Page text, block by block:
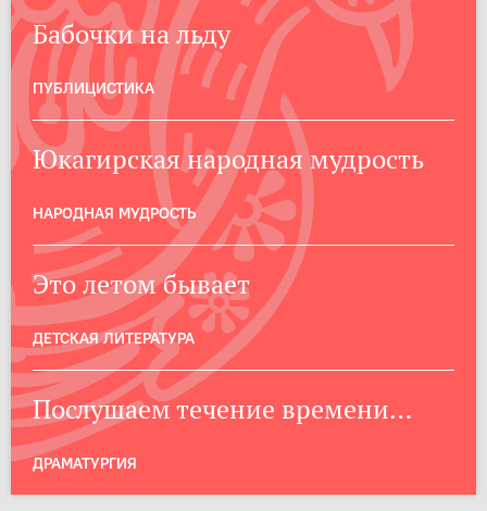
Бабочки на льду
ПУБЛИЦИСТИКА
Юкагирская народная мудрость
НАРОДНАЯ МУДРОСТЬ
Это летом бывает
ДЕТСКАЯ ЛИТЕРАТУРА
Послушаем течение времени…
ДРАМАТУРГИЯ